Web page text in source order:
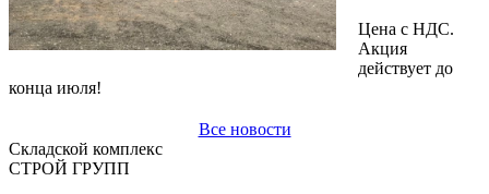
Цена с НДС.
Акция
действует до
конца июля!
Все новости
Складской комплекс
СТРОЙ ГРУПП